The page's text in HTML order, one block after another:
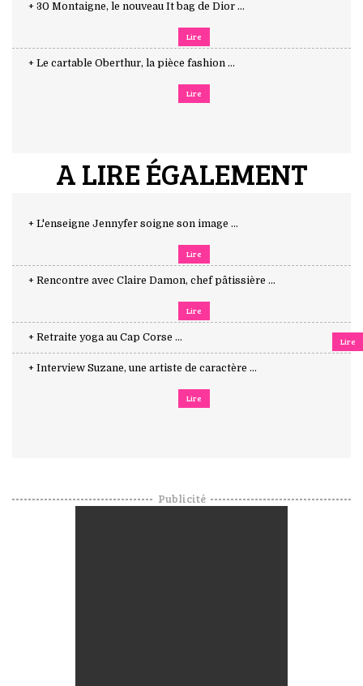
+ 30 Montaigne, le nouveau It bag de Dior ...
Lire
+ Le cartable Oberthur, la pièce fashion ...
Lire
A LIRE ÉGALEMENT
+ L'enseigne Jennyfer soigne son image ...
Lire
+ Rencontre avec Claire Damon, chef pâtissière ...
Lire
+ Retraite yoga au Cap Corse ... Lire
+ Interview Suzane, une artiste de caractère ...
Lire
Publicité